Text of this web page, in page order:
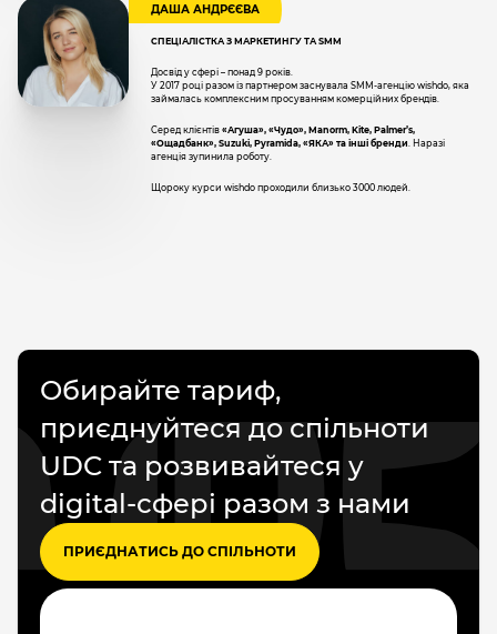
ДАША АНДРЄЄВА
СПЕЦІАЛІСТКА З МАРКЕТИНГУ ТА SMM
Досвід у сфері – понад 9 років.
У 2017 році разом із партнером заснувала SMM-агенцію wishdo, яка
займалась комплексним просуванням комерційних брендів.
Серед клієнтів «Агуша», «Чудо», Manorm, Kite, Palmer’s,
«Ощадбанк», Suzuki, Pyramida, «ЯКА» та інші бренди . Наразі
агенція зупинила роботу.
Щороку курси wishdo проходили близько 3000 людей.
Обирайте тариф,
приєднуйтеся до спільноти
UDC та розвивайтеся у
digital-сфері разом з нами
ПРИЄДНАТИСЬ ДО СПІЛЬНОТИ